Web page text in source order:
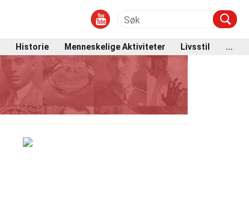
Historie Menneskelige Aktiviteter Livsstil
...